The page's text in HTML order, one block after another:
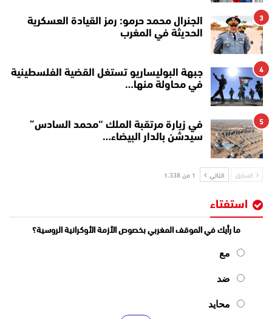
3
الجنرال محمد حرمو: رمز القيادة العسكرية
الحديثة في المغرب
4
جبهة البوليساريو تستغل القضية الفلسطينية
في محاولة منها…
5
في زيارة مرتقبة الملك “محمد السادس”
سيدشن بالدار البيضاء…
السابق التالي 1 من 1٬338
استفتاء
ما رأيك في الموقف المغربي بخصوص الأزمة الأوكرانية الروسية؟
مع
ضد
محايد